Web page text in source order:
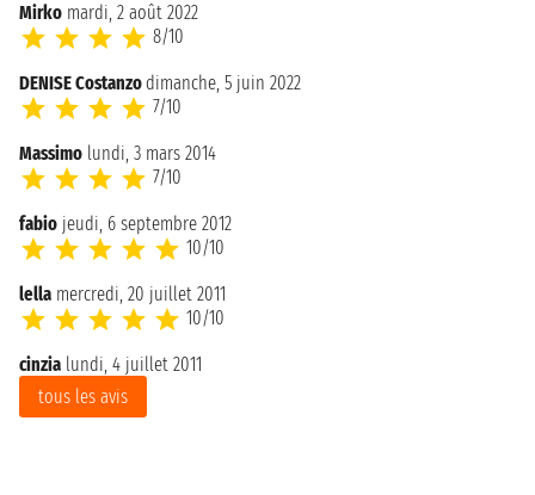
Mirko mardi, 2 août 2022
8/10
DENISE Costanzodimanche, 5 juin 2022
7/10
Massimo lundi, 3 mars 2014
7/10
fabio jeudi, 6 septembre 2012
10/10
lella mercredi, 20 juillet 2011
10/10
cinzia lundi, 4 juillet 2011
tous les avis